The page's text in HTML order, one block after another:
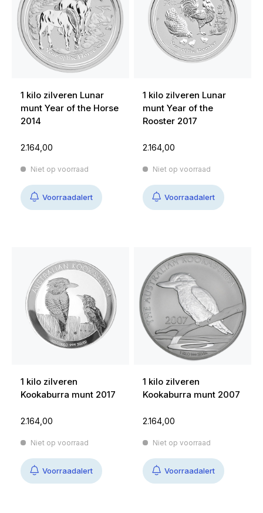
1 kilo zilveren Lunar
munt Year of the Horse
2014
2.164,00
Niet op voorraad
Voorraadalert
1 kilo zilveren Lunar
munt Year of the
Rooster 2017
2.164,00
Niet op voorraad
Voorraadalert
1 kilo zilveren
Kookaburra munt 2017
2.164,00
Niet op voorraad
Voorraadalert
1 kilo zilveren
Kookaburra munt 2007
2.164,00
Niet op voorraad
Voorraadalert